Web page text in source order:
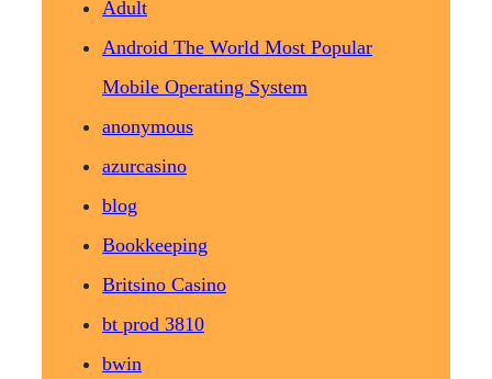
Adult
Android The World Most Popular
Mobile Operating System
anonymous
azurcasino
blog
Bookkeeping
Britsino Casino
bt prod 3810
bwin